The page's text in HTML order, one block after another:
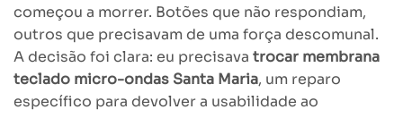
começou a morrer. Botões que não respondiam,
outros que precisavam de uma força descomunal.
A decisão foi clara: eu precisava trocar membrana
teclado micro-ondas Santa Maria, um reparo
específico para devolver a usabilidade ao